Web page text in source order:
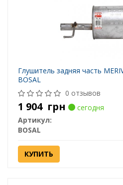
Глушитель задняя часть
BOSAL
0 отзывов
1 904 грн
сегодня
Артикул:
BOSAL
КУПИТЬ